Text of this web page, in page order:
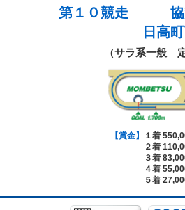
第１０競走
日高
（サラ系一般 定
【賞金】
１着
２着
３着
４着
５着